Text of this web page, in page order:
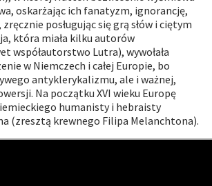
oskarżając ich fanatyzm, ignorancję,
posługując się grą słów i ciętym
która miała kilku autorów
współautorstwo Lutra), wywołała
w Niemczech i całej Europie, bo
antyklerykalizmu, ale i ważnej,
Na początku XVI wieku Europę
humanisty i hebraisty
(zresztą krewnego Filipa Melanchtona).